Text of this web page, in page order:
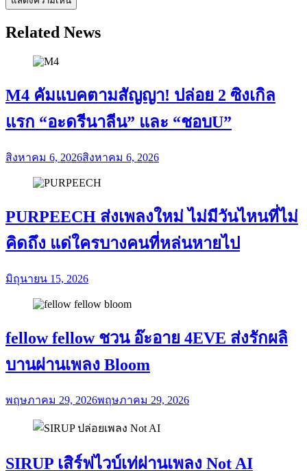
Related News
M4 คัมแบคตามสัญญา! ปล่อย 2 ซิงเกิล
แรก “อะดรีนาลีน” และ “ชอบU”
สิงหาคม 6, 2026สิงหาคม 6, 2026
PURPEECH ส่งเพลงใหม่ ไม่มีวันไหนที่ไม่
คิดถึง แด่ใครบางคนที่หล่นหายไป
มิถุนายน 15, 2026
fellow fellow ชวน อ๊ะอาย 4EVE ส่งรักผลิ
บานผ่านเพลง Bloom
พฤษภาคม 29, 2026พฤษภาคม 29, 2026
SIRUP เสิร์ฟไวบ์เท่ผ่านเพลง Not AI